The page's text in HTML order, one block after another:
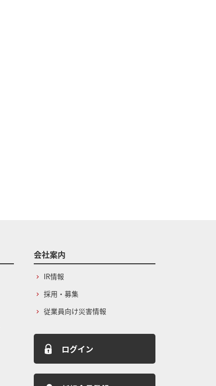
会社案内
IR情報
採用・募集
従業員向け災害情報
ログイン